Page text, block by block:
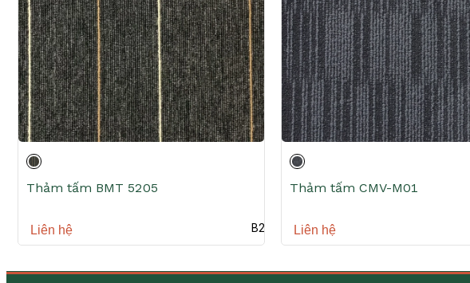
Thảm tấm BMT 5205
Liên hệ B2B
Thảm tấm CMV-M01
Liên hệ